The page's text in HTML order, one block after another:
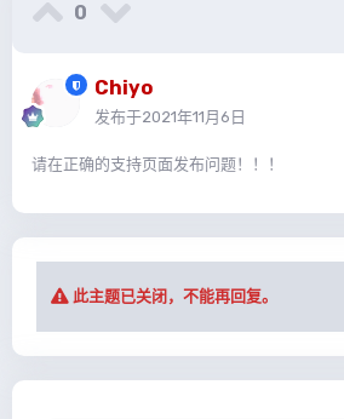
0
Chiyo
发布于2021年11月6日
请在正确的支持页面发布问题！！！
此主题已关闭，不能再回复。